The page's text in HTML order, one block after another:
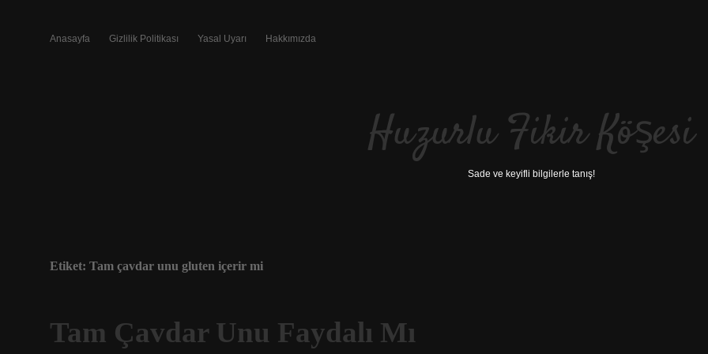
Anasayfa Gizlilik Politikası Yasal Uyarı Hakkımızda
Huzurlu Fikir Köşesi
Sade ve keyifli bilgilerle tanış!
Etiket: Tam çavdar unu gluten içerir mi
Tam Çavdar Unu Faydalı Mı